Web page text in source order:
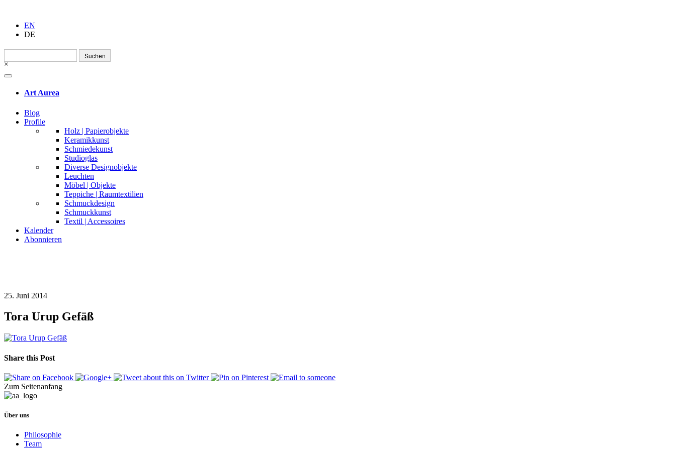
EN
DE
Suchen
nach:
×
Art Aurea
Blog
Profile
Holz | Papierobjekte
Keramikkunst
Schmiedekunst
Studioglas
Diverse Designobjekte
Leuchten
Möbel | Objekte
Teppiche | Raumtextilien
Schmuckdesign
Schmuckkunst
Textil | Accessoires
Kalender
Abonnieren
25. Juni 2014
Tora Urup Gefäß
Share this Post
Zum Seitenanfang
Über uns
Philosophie
Team